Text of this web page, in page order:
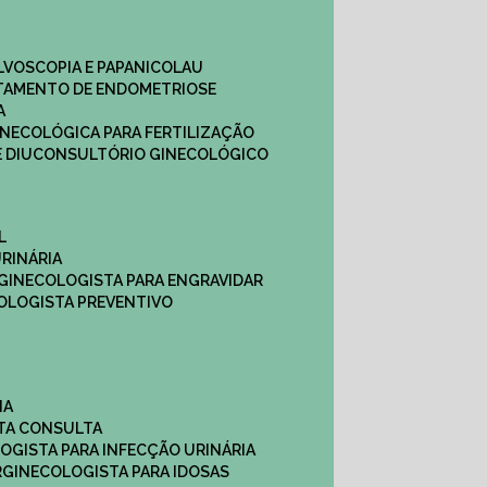
E PAPANICOLAU
DE ENDOMETRIOSE
PARA FERTILIZAÇÃO
DIU
CONSULTÓRIO GINECOLÓGICO
PARA ENGRAVIDAR
PREVENTIVO
CONSULTA
PARA INFECÇÃO URINÁRIA
GINECOLOGISTA PARA IDOSAS